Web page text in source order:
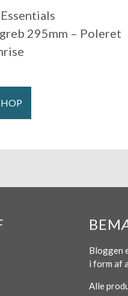
295mm – Poleret
Bloggen
i form af
Alle